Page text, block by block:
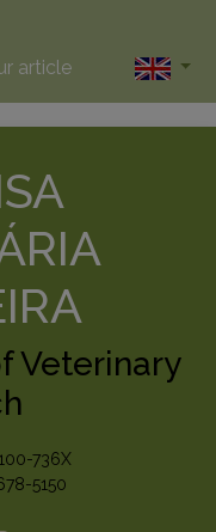
article
Veterinary
736X
5150